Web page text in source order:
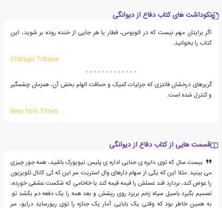
نکوداشت های کتاب دفاع از دیوانگی
اگر برایتان مهم نیست که در اتوبوس، قطار یا هر جایی از خنده روده بر شوید، این
کتاب را بخوانید.
Chicago Tribune
گریزهای درخشان فانتزی که جزئیات کمیک و حماقت الهام بخش آن، همزمان چشمگیر
و کنترل شده است.
New York Times
قسمت هایی از کتاب دفاع از دیوانگی
بیست سال که توی دایره ی جنایی اداره ی پلیس نیویورک باشید، همه جور چیزی
می بینید. مثلا این که یکی از سهام دارهای وال استریت سر این که کی کانال تلویزیون
را عوض کند، بردارد قند عسلش را قیمه قیمه کند یا خاخامی که شکست عشقی خورده،
تصمیم بگیرد باسیل سیاه زخم بریزد روی ریشش و بعد همه را یک دفعه دم بکشد تو.
به همین خاطر بود که وقتی یک بابایی آمار یک جنازه را توی ریورساید درایو، سر